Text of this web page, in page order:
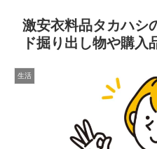
激安衣料品タカハシ
ド掘り出し物や購入
生活